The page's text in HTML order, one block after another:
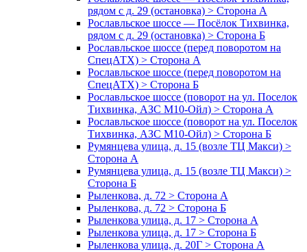
рядом с д. 29 (остановка) > Сторона А
Рославльское шоссе — Посёлок Тихвинка,
рядом с д. 29 (остановка) > Сторона Б
Рославльское шоссе (перед поворотом на
СпецАТХ) > Сторона А
Рославльское шоссе (перед поворотом на
СпецАТХ) > Сторона Б
Рославльское шоссе (поворот на ул. Поселок
Тихвинка, АЗС М10-Ойл) > Сторона А
Рославльское шоссе (поворот на ул. Поселок
Тихвинка, АЗС М10-Ойл) > Сторона Б
Румянцева улица, д. 15 (возле ТЦ Макси) >
Сторона А
Румянцева улица, д. 15 (возле ТЦ Макси) >
Сторона Б
Рыленкова, д. 72 > Сторона А
Рыленкова, д. 72 > Сторона Б
Рыленкова улица, д. 17 > Сторона А
Рыленкова улица, д. 17 > Сторона Б
Рыленкова улица, д. 20Г > Сторона А